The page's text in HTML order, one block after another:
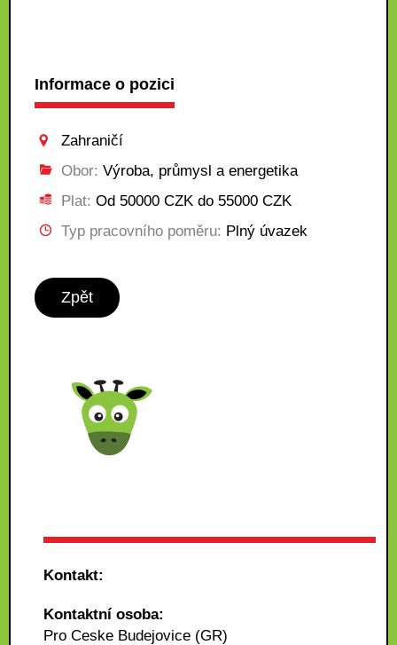
Informace o pozici
Zahraničí
Obor: Výroba, průmysl a energetika
Plat: Od 50000 CZK do 55000 CZK
Typ pracovního poměru: Plný úvazek
Zpět
Kontakt:
Kontaktní osoba:
Pro Ceske Budejovice (GR)